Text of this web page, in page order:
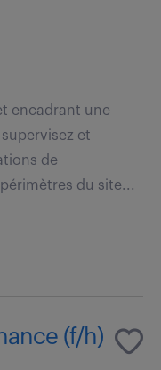
encadrant une
et
de
du site...
(f/h)